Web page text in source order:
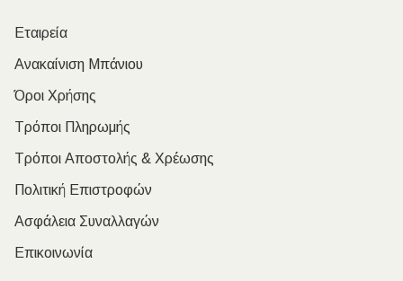
Εταιρεία
Ανακαίνιση Μπάνιου
Όροι Χρήσης
Τρόποι Πληρωμής
Τρόποι Αποστολής & Χρέωσης
Πολιτική Επιστροφών
Ασφάλεια Συναλλαγών
Επικοινωνία